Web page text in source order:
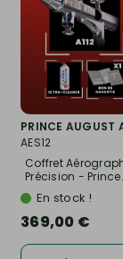
PRINCE AUGUST
AES12
Coffret
Précision -
En stock !
369,00 €